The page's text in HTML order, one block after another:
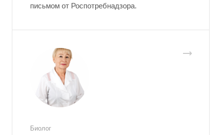
письмом от Роспотребнадзора.
Биолог